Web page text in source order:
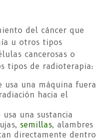
del cáncer que
u otros tipos
cancerosas o
tipos de radioterapia:
usa una máquina fuera
hacia el
usa una sustancia
semillas, alambres
directamente dentro